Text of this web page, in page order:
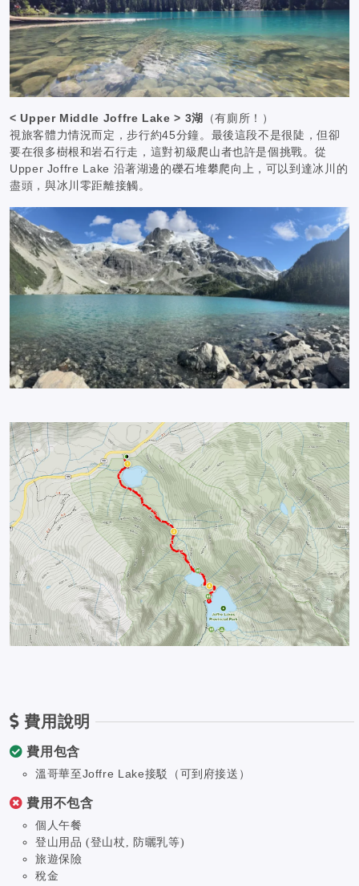
< Upper Middle Joffre Lake > 3湖
（有廁所！）
視旅客體力情況而定，步行約45分鐘。最後這段不是很陡，但卻
要在很多樹根和岩石行走，這對初級爬山者也許是個挑戰。從
Upper Joffre Lake 沿著湖邊的礫石堆攀爬向上，可以到達冰川的
盡頭，與冰川零距離接觸。
費用說明
費用包含
溫哥華至Joffre Lake接駁（可到府接送）
費用不包含
個人午餐
登山用品 (登山杖, 防曬乳等)
旅遊保險
稅金